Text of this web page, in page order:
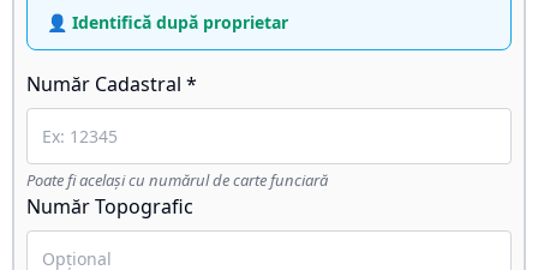
👤 Identifică după proprietar
Număr Cadastral *
Poate fi același cu numărul de carte funciară
Număr Topografic